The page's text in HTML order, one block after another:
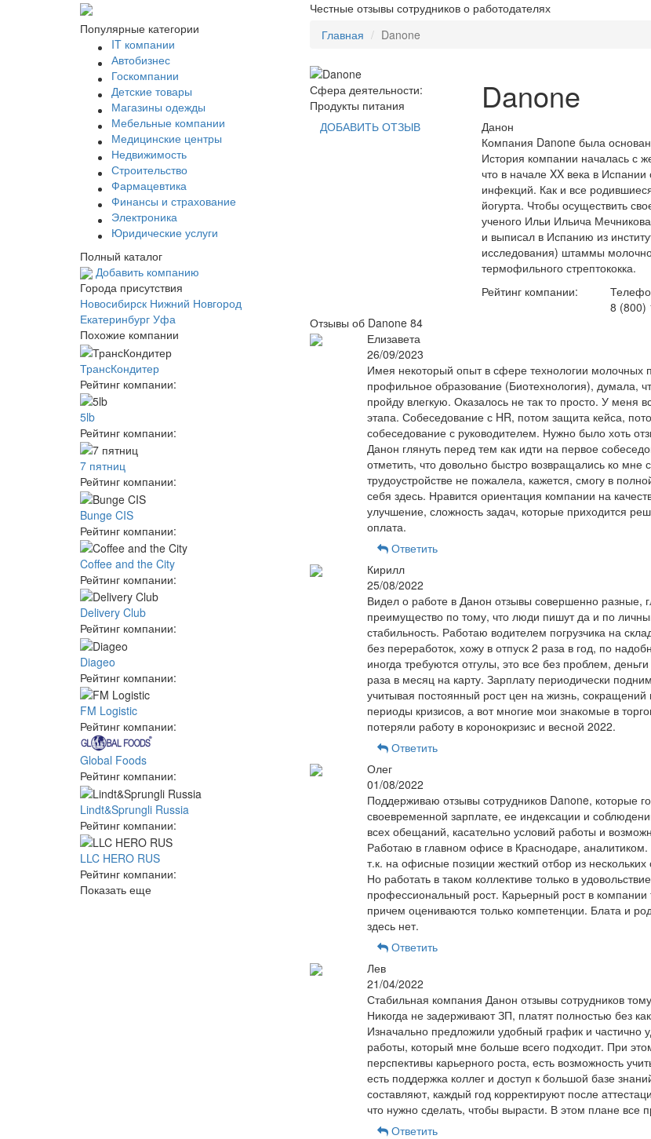
Честные отзывы сотрудников о работодателях
Популярные категории
IT компании
Автобизнес
Госкомпании
Детские товары
Магазины одежды
Мебельные компании
Медицинские центры
Недвижимость
Строительство
Фармацевтика
Финансы и страхование
Электроника
Юридические услуги
Полный каталог
Добавить компанию
Города присутствия
Новосибирск Нижний Новгород
Екатеринбург Уфа
Похожие компании
ТрансКондитер
Рейтинг компании:
5lb
Рейтинг компании:
7 пятниц
Рейтинг компании:
Bunge CIS
Рейтинг компании:
Coffee and the City
Рейтинг компании:
Delivery Club
Рейтинг компании:
Diageo
Рейтинг компании:
FM Logistic
Рейтинг компании:
Global Foods
Рейтинг компании:
Lindt&Sprungli Russia
Рейтинг компании:
LLC HERO RUS
Рейтинг компании:
Показать еще
Главная Danone
Сфера деятельности:
Продукты питания
ДОБАВИТЬ ОТЗЫВ
Danone
Данон
Компания Danone была
История компании началась с
что в начале XX века в
инфекций. Как и все
йогурта. Чтобы осуществить
ученого Ильи Ильича
и выписал в Испанию из
исследования) штаммы
термофильного стрептококка.
Рейтинг компании:
8 (800)
Отзывы об Danone 84
Елизавета
26/09/2023
Имея некоторый опыт в сфере технологии молочных
профильное образование (Биотехнология), думала,
пройду влегкую. Оказалось не так то просто. У меня
этапа. Собеседование с HR, потом защита кейса,
собеседование с руководителем. Нужно было хоть
Данон глянуть перед тем как идти на первое
отметить, что довольно быстро возвращались ко мне
трудоустройстве не пожалела, кажется, смогу в
себя здесь. Нравится ориентация компании на
улучшение, сложность задач, которые приходится
оплата.
Ответить
Кирилл
25/08/2022
Видел о работе в Данон отзывы совершенно разные,
преимущество по тому, что люди пишут да и по
стабильность. Работаю водителем погрузчика на
без переработок, хожу в отпуск 2 раза в год, по
иногда требуются отгулы, это все без проблем,
раза в месяц на карту. Зарплату периодически
учитывая постоянный рост цен на жизнь,
периоды кризисов, а вот многие мои знакомые в
потеряли работу в коронокризис и весной 2022.
Ответить
Олег
01/08/2022
Поддерживаю отзывы сотрудников Danone, которые
своевременной зарплате, ее индексации и
всех обещаний, касательно условий работы и
Работаю в главном офисе в Краснодаре,
т.к. на офисные позиции жесткий отбор из
Но работать в таком коллективе только в
профессиональный рост. Карьерный рост в компании
причем оцениваются только компетенции. Блата и
здесь нет.
Ответить
Лев
21/04/2022
Стабильная компания Данон отзывы сотрудников
Никогда не задерживают ЗП, платят полностью без
Изначально предложили удобный график и частично
работы, который мне больше всего подходит. При
перспективы карьерного роста, есть возможность
есть поддержка коллег и доступ к большой базе
составляют, каждый год корректируют после
что нужно сделать, чтобы вырасти. В этом плане все
Ответить